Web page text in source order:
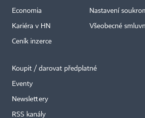
Economia
Kariéra v HN
Ceník inzerce
Nastavení
Všeobecné
Koupit / darovat předplatné
Eventy
Newslettery
RSS kanály